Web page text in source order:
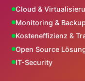
Cloud &
Monitoring &
Kosteneffizienz &
Open Source
IT-Security